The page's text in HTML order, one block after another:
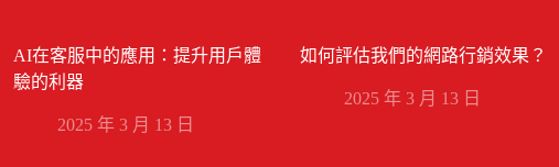
AI在客服中的應用：提升用戶體
驗的利器
2025 年 3 月 13 日
如何評估我們的網路行銷效果？
2025 年 3 月 13 日